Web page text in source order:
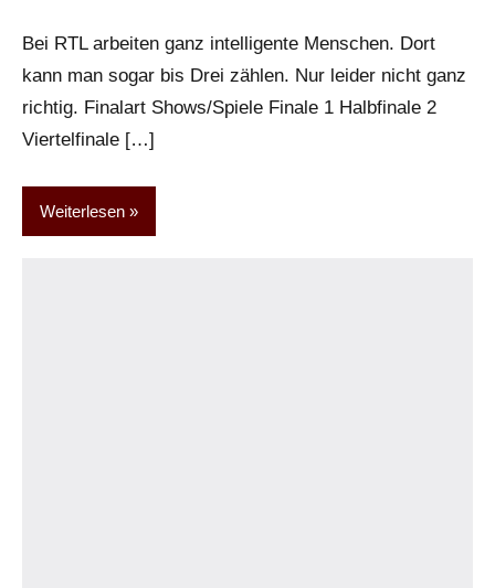
Bei RTL arbeiten ganz intelligente Menschen. Dort
kann man sogar bis Drei zählen. Nur leider nicht ganz
richtig. Finalart Shows/Spiele Finale 1 Halbfinale 2
Viertelfinale […]
Weiterlesen